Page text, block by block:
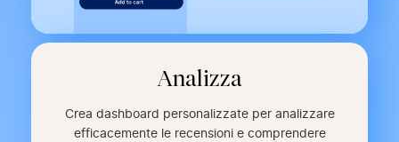
Analizza
Crea dashboard personalizzate per analizzare
efficacemente le recensioni e comprendere